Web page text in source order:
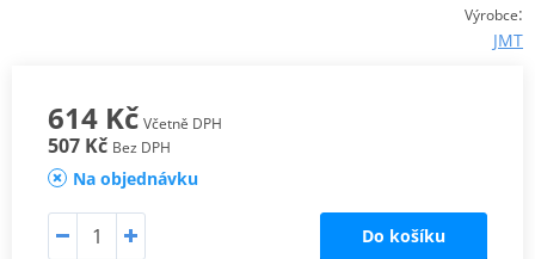
Výrobce:
JMT
614 Kč Včetně DPH
507 Kč Bez DPH
Na objednávku
Do košíku